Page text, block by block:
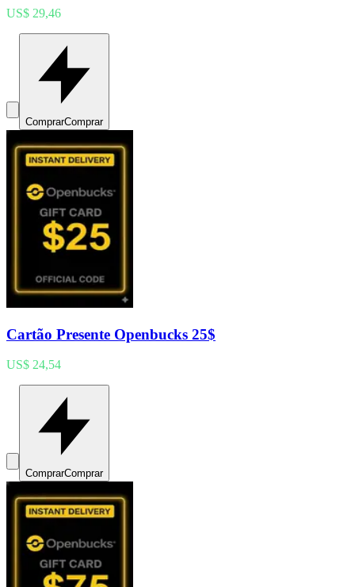
US$ 29,46
ComprarComprar
Cartão Presente Openbucks 25$
US$ 24,54
ComprarComprar